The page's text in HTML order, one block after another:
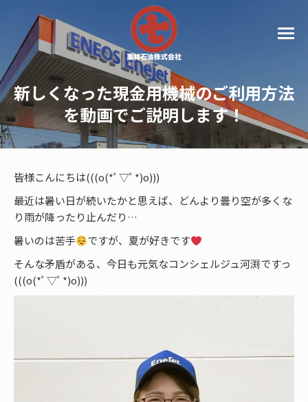
新しくなった現金用機械のご利用方法
を動画でご説明します！
皆様こんにちは(((o(*ﾟ▽ﾟ*)o)))
最近は暑い日が続いたかと思えば、どんより曇り空が多くな
り雨が降ったり止んだり…
暑いのは苦手
ですが、夏が好きです
そんな矛盾がある、今日も元気なコンシェルジュ河渕ですっ
(((o(*ﾟ▽ﾟ*)o)))